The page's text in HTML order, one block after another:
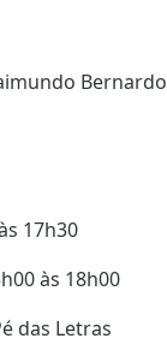
Bernardo
17h30
às 18h00
das Letras